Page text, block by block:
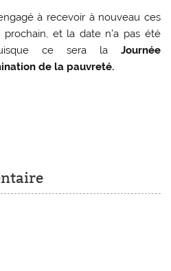
à recevoir à nouveau ces
prochain, et la date n’a pas été
ce sera la Journée
de la pauvreté.